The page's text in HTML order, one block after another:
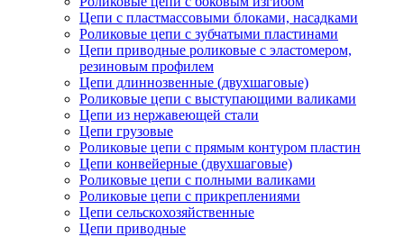
Цепи с пластмассовыми блоками, насадками
Роликовые цепи с зубчатыми пластинами
Цепи приводные роликовые с эластомером,
резиновым профилем
Цепи длиннозвенные (двухшаговые)
Роликовые цепи с выступающими валиками
Цепи из нержавеющей стали
Цепи грузовые
Роликовые цепи с прямым контуром пластин
Цепи конвейерные (двухшаговые)
Роликовые цепи с полными валиками
Роликовые цепи с прикреплениями
Цепи сельскохозяйственные
Цепи приводные